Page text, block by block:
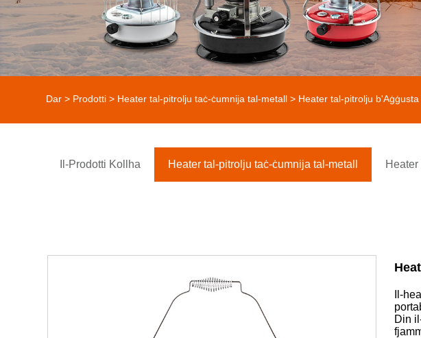
Dar > Prodotti > Heater tal-pitrolju taċ-ċumnija tal-metall > Heater tal-pitrolju
Il-Prodotti Kollha Heater tal-pitrolju taċ-ċumnija tal-metall
Il-
Din